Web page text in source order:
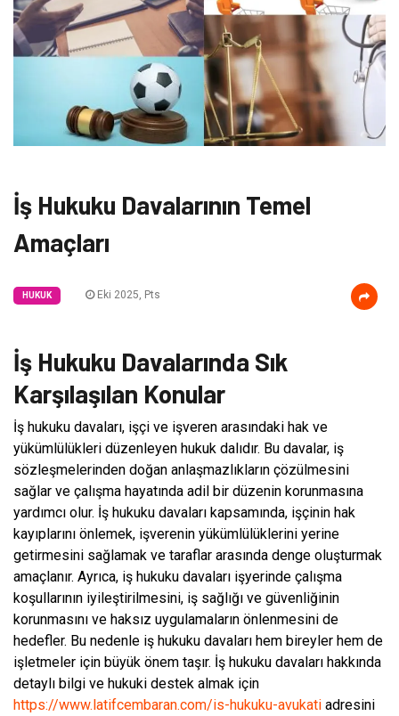
İş Hukuku Davalarının Temel
Amaçları
HUKUK Eki 2025, Pts
İş Hukuku Davalarında Sık
Karşılaşılan Konular
İş hukuku davaları, işçi ve işveren arasındaki hak ve
yükümlülükleri düzenleyen hukuk dalıdır. Bu davalar, iş
sözleşmelerinden doğan anlaşmazlıkların çözülmesini
sağlar ve çalışma hayatında adil bir düzenin korunmasına
yardımcı olur. İş hukuku davaları kapsamında, işçinin hak
kayıplarını önlemek, işverenin yükümlülüklerini yerine
getirmesini sağlamak ve taraflar arasında denge oluşturmak
amaçlanır. Ayrıca, iş hukuku davaları işyerinde çalışma
koşullarının iyileştirilmesini, iş sağlığı ve güvenliğinin
korunmasını ve haksız uygulamaların önlenmesini de
hedefler. Bu nedenle iş hukuku davaları hem bireyler hem de
işletmeler için büyük önem taşır. İş hukuku davaları hakkında
detaylı bilgi ve hukuki destek almak için
https://www.latifcembaran.com/is-hukuku-avukati adresini